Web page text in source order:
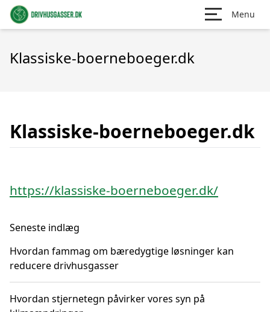
Menu
Klassiske-boerneboeger.dk
Klassiske-boerneboeger.dk
https://klassiske-boerneboeger.dk/
Seneste indlæg
Hvordan fammag om bæredygtige løsninger kan
reducere drivhusgasser
Hvordan stjernetegn påvirker vores syn på